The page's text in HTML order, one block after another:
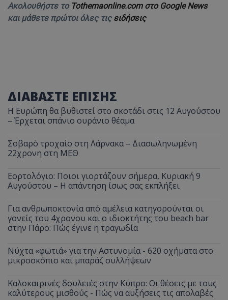
Ακολουθήστε το Tothemaonline.com στο Google News
και μάθετε πρώτοι όλες τις ειδήσεις
ΔΙΑΒΑΣΤΕ ΕΠΙΣΗΣ
Η Ευρώπη θα βυθιστεί στο σκοτάδι στις 12 Αυγούστου
– Έρχεται σπάνιο ουράνιο θέαμα
Σοβαρό τροχαίο στη Λάρνακα – Διασωληνωμένη
22χρονη στη ΜΕΘ
Εορτολόγιο: Ποιοι γιορτάζουν σήμερα, Κυριακή 9
Αυγούστου – Η απάντηση ίσως σας εκπλήξει
Για ανθρωποκτονία από αμέλεια κατηγορούνται οι
γονείς του 4χρονου και ο ιδιοκτήτης του beach bar
στην Πάρο: Πώς έγινε η τραγωδία
Νύχτα «φωτιά» για την Αστυνομία - 620 οχήματα στο
μικροσκόπιο και μπαράζ συλλήψεων
Καλοκαιρινές δουλειές στην Κύπρο: Οι θέσεις με τους
καλύτερους μισθούς - Πώς να αυξήσεις τις απολαβές